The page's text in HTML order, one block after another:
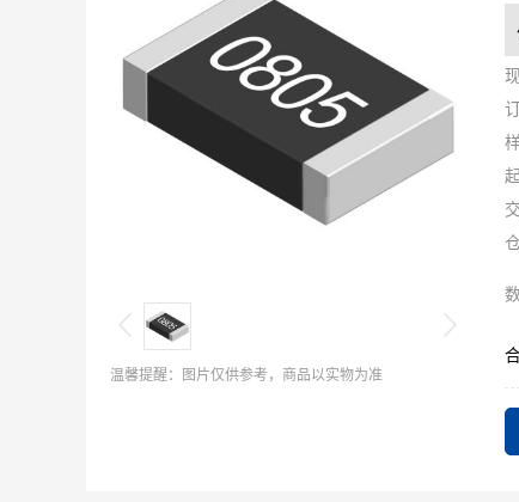
温馨提醒：图片仅供参考，商品以实物为准